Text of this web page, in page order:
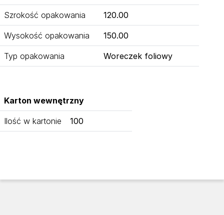
Szrokość opakowania 120.00
Wysokość opakowania 150.00
Typ opakowania Woreczek foliowy
Karton wewnętrzny
Ilość w kartonie 100